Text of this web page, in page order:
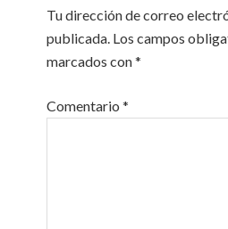
Tu dirección de correo
publicada. Los campos
marcados con*
Comentario*